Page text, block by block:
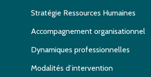
Stratégie Ressources Humaines
Accompagnement organisationnel
Dynamiques professionnelles
Modalités d’intervention